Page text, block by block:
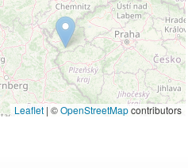
Leaflet | ©OpenStreetMapcontributors